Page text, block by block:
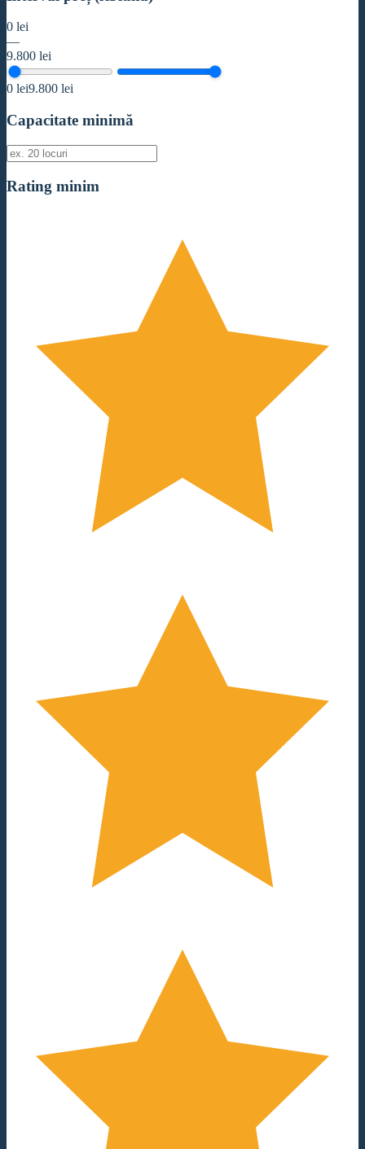
0 lei
—
9.800 lei
0 lei9.800 lei
Capacitate minimă
Rating minim